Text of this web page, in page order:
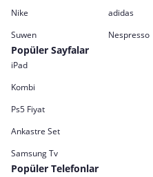
Nike adidas
Suwen
Nespresso
Popüler Sayfalar
iPad
Kombi
Ps5 Fiyat
Ankastre Set
Samsung Tv
Popüler Telefonlar